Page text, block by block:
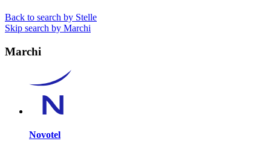
Back to search by Stelle
Skip search by Marchi
Marchi
Novotel